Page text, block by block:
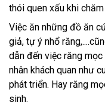
thói quen xấu khi
Việc ăn những đồ ăn
giả, tự ý nhổ
dẫn đến việc răng
nhân khách quan như
phát triển. Hay răng
sinh.